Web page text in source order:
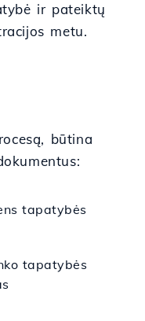
ir pateiktų
metu.
būtina
tapatybės
tapatybės